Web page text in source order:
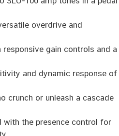
overdrive and
responsive gain controls and a
and dynamic response of
crunch or unleash a cascade
with the presence control for